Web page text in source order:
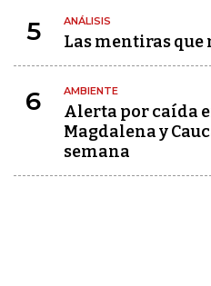
5 ANÁLISIS
Las mentiras que
6 AMBIENTE
Alerta por caída
Magdalena y
semana